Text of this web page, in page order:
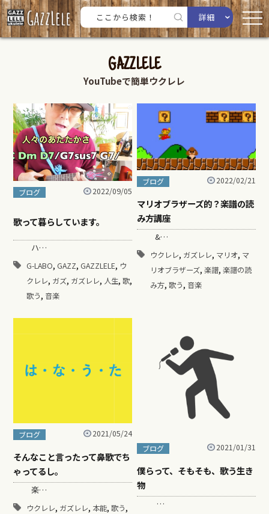
詳細
GAZZLELE
YouTubeで簡単ウクレレ
ブログ 2022/09/05
歌って暮らしています。
ハ…
G-LABO, GAZZ, GAZZLELE, ウ
クレレ, ガズ, ガズレレ, 人生, 歌,
歌う, 音楽
ブログ 2022/02/21
マリオブラザーズ的？楽譜の読
み方講座
&…
ウクレレ, ガズレレ, マリオ, マ
リオブラザーズ, 楽譜, 楽譜の読
み方, 歌う, 音楽
ブログ 2021/05/24
そんなこと言ったって鼻歌でち
ゃってるし。
楽…
ウクレレ, ガズレレ, 本能, 歌う,
ブログ 2021/01/31
僕らって、そもそも、歌う生き
物
…